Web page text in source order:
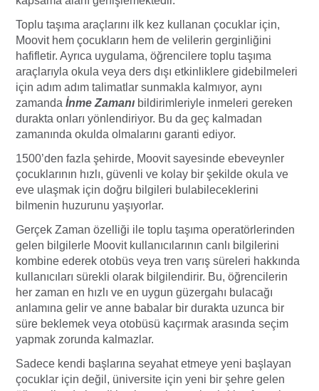
Toplu taşıma araçlarını ilk kez kullanan çocuklar için,
Moovit hem çocukların hem de velilerin gerginliğini
hafifletir. Ayrıca uygulama, öğrencilere toplu taşıma
araçlarıyla okula veya ders dışı etkinliklere gidebilmeleri
için adım adım talimatlar sunmakla kalmıyor, aynı
zamanda İnme Zamanı bildirimleriyle inmeleri gereken
durakta onları yönlendiriyor. Bu da geç kalmadan
zamanında okulda olmalarını garanti ediyor.
1500’den fazla şehirde, Moovit sayesinde ebeveynler
çocuklarının hızlı, güvenli ve kolay bir şekilde okula ve
eve ulaşmak için doğru bilgileri bulabileceklerini
bilmenin huzurunu yaşıyorlar.
Gerçek Zaman özelliği ile toplu taşıma operatörlerinden
gelen bilgilerle Moovit kullanıcılarının canlı bilgilerini
kombine ederek otobüs veya tren varış süreleri hakkında
kullanıcıları sürekli olarak bilgilendirir. Bu, öğrencilerin
her zaman en hızlı ve en uygun güzergahı bulacağı
anlamına gelir ve anne babalar bir durakta uzunca bir
süre beklemek veya otobüsü kaçırmak arasında seçim
yapmak zorunda kalmazlar.
Sadece kendi başlarına seyahat etmeye yeni başlayan
çocuklar için değil, üniversite için yeni bir şehre gelen